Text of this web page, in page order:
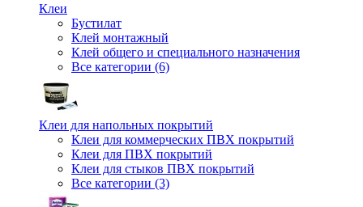
Клеи
Бустилат
Клей монтажный
Клей общего и специального назначения
Все категории (6)
Клеи для напольных покрытий
Клеи для коммерческих ПВХ покрытий
Клеи для ПВХ покрытий
Клеи для стыков ПВХ покрытий
Все категории (3)